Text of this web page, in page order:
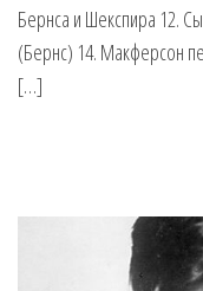
Бернса и Шекспира 12.
(Бернс) 14. Макферсон
[…]